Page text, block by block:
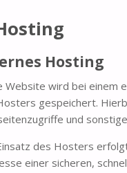
Hosting
Website wird bei einem
gespeichert.
und
des Hosters
einer sicheren,